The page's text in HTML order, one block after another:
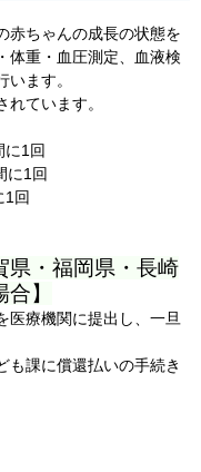
赤ちゃんの成長の状態を
体重・血圧測定、血液検
ます。
ています。
1回
に1回
1回
県・福岡県・長崎
】
医療機関に提出し、一旦
も課に償還払いの手続き